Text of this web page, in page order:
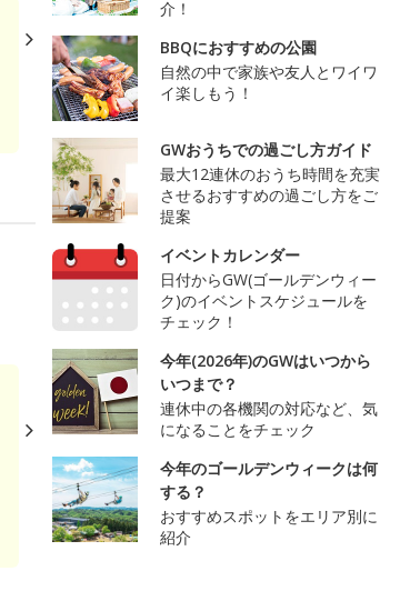
介！
BBQにおすすめの公園
自然の中で家族や友人とワイワ
イ楽しもう！
GWおうちでの過ごし方ガイド
最大12連休のおうち時間を充実
させるおすすめの過ごし方をご
提案
イベントカレンダー
日付からGW(ゴールデンウィー
ク)のイベントスケジュールを
チェック！
今年(2026年)のGWはいつから
いつまで？
連休中の各機関の対応など、気
になることをチェック
今年のゴールデンウィークは何
する？
おすすめスポットをエリア別に
紹介